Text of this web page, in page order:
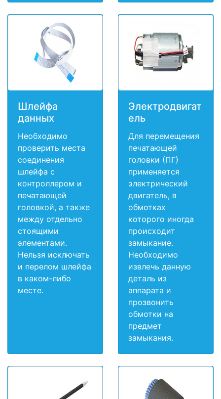
Шлейфа
данных
Необходимо
проверить места
соединения
шлейфа с
контроллером и
печатающей
головкой, а также
между отдельно
стоящими
элементами.
Нельзя исключать
и перелом шлейфа
в каком-либо
месте.
Электродвигат
ель
Для перемещения
печатающей
головки (ПГ)
применяется
электрический
двигатель, в
обмотках
которого иногда
происходит
замыкание.
Необходимо
извлечь данную
деталь из
аппарата и
прозвонить
обмотки на
предмет
замыкания.